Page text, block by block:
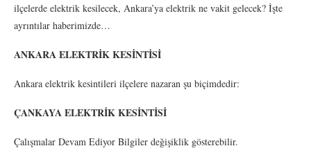
ilçelerde elektrik kesilecek, Ankara’ya elektrik ne vakit gelecek? İşte
ayrıntılar haberimizde…
ANKARA ELEKTRİK KESİNTİSİ
Ankara elektrik kesintileri ilçelere nazaran şu biçimdedir:
ÇANKAYA ELEKTRİK KESİNTİSİ
Çalışmalar Devam Ediyor Bilgiler değişiklik gösterebilir.